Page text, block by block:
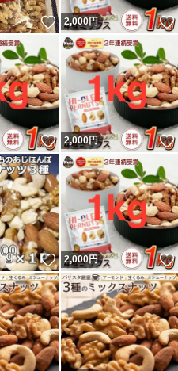
いいね！
2,000円
いいね！
2,000円
いいね！
2,000円